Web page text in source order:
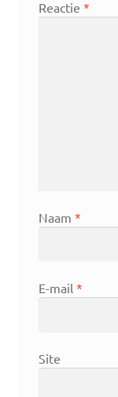
Reactie *
Naam *
E-mail *
Site